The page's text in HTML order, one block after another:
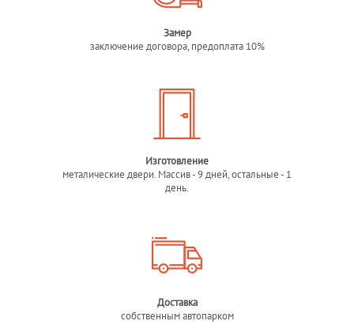
Замер
заключение договора, предоплата 10%
Изготовление
металические двери. Массив - 9 дней, остальные - 1
день.
Доставка
собственным автопарком